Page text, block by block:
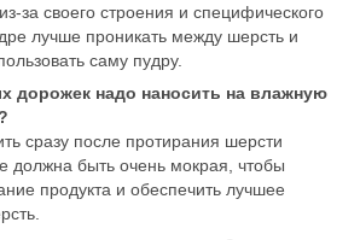
за своего строения и специфического
лучше проникать между шерсть и
саму пудру.
дорожек надо наносить на влажную
сразу после протирания шерсти
должна быть очень мокрая, чтобы
продукта и обеспечить лучшее